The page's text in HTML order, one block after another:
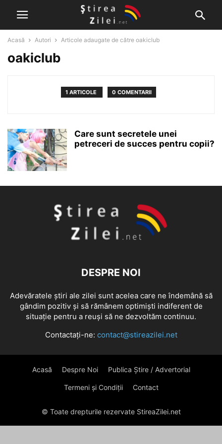
Acasă Autori Articole adaugate de către oakiclub
oakiclub
1 ARTICOLE 0 COMENTARII
Care sunt secretele unei
petreceri de succes pentru copii?
DESPRE NOI
Adevăratele știri ale zilei sunt acelea care ne îndemână să
gândim pozitiv și să rămânem optimiști indiferent de
situație pentru a reuși să ne dezvoltăm continuu.
Contactați-ne: contact@stireazilei.net
Acasă Despre Noi Publica Știre / Advertorial
Termeni și Condiții Contact
© Toate drepturile rezervate StireaZilei.net